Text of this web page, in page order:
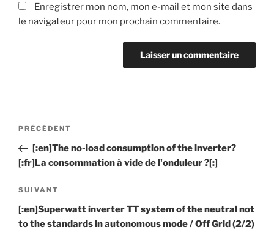
Enregistrer mon nom, mon e-mail et mon site dans
le navigateur pour mon prochain commentaire.
Navigation
l’article
Article
précédent
PRÉCÉDENT
[:en]The no-load consumption of the inverter?
[:fr]La consommation à vide de l'onduleur ?[:]
Article
suivant
SUIVANT
[:en]Superwatt inverter TT system of the neutral not
to the standards in autonomous mode / Off Grid (2/2)